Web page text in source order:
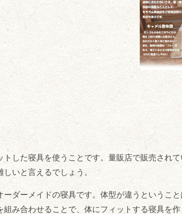
した寝具を使うことです。量販店で販売され
いと言えるでしょう。
ダーメイドの寝具です。体型が違うというこ
み合わせることで、体にフィットする寝具を作